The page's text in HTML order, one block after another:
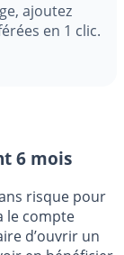
aux
ajoutez
en 1 clic.
6 mois
risque pour
le compte